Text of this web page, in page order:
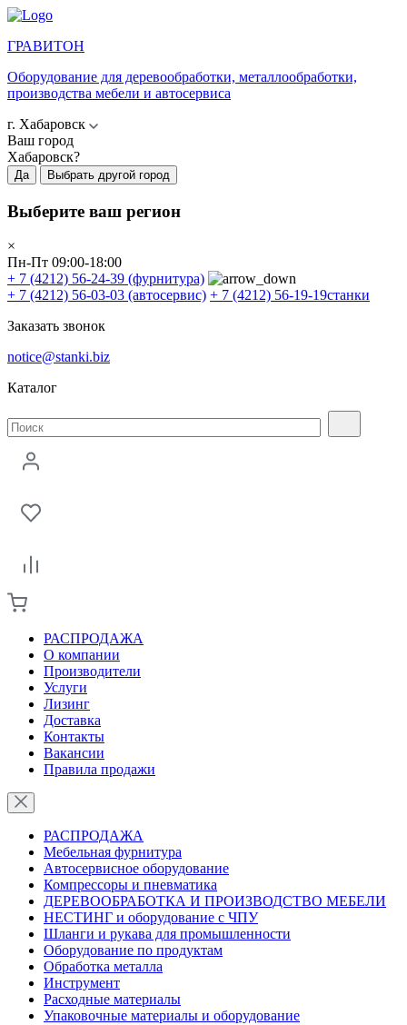
ГРАВИТОН
Оборудование для деревообработки, металлообработки,
производства мебели и автосервиса
г. Хабаровск
Ваш город
Хабаровск?
Да Выбрать другой город
Выберите ваш регион
×
Пн-Пт 09:00-18:00
+ 7 (4212) 56-24-39 (фурнитура)
+ 7 (4212) 56-03-03 (автосервис) + 7 (4212) 56-19-19станки
Заказать звонок
notice@stanki.biz
Каталог
РАСПРОДАЖА
О компании
Производители
Услуги
Лизинг
Доставка
Контакты
Вакансии
Правила продажи
РАСПРОДАЖА
Мебельная фурнитура
Автосервисное оборудование
Компрессоры и пневматика
ДЕРЕВООБРАБОТКА И ПРОИЗВОДСТВО МЕБЕЛИ
НЕСТИНГ и оборудование с ЧПУ
Шланги и рукава для промышленности
Оборудование по продуктам
Обработка металла
Инструмент
Расходные материалы
Упаковочные материалы и оборудование